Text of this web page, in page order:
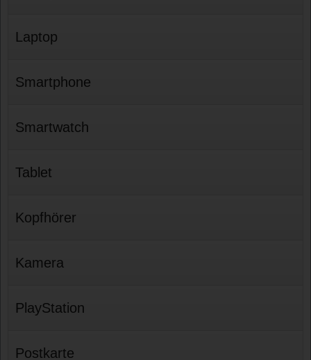
Laptop
Smartphone
Smartwatch
Tablet
Kopfhörer
Kamera
PlayStation
Postkarte